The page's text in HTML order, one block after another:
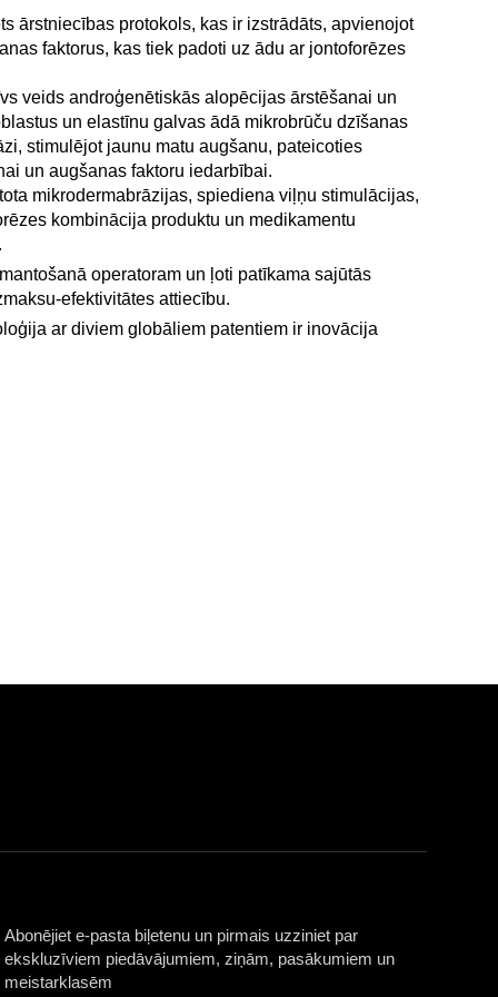
ārstniecības protokols, kas ir izstrādāts, apvienojot
faktorus, kas tiek padoti uz ādu ar jontoforēzes
veids androģenētiskās alopēcijas ārstēšanai un
un elastīnu galvas ādā mikrobrūču dzīšanas
stimulējot jaunu matu augšanu, pateicoties
un augšanas faktoru iedarbībai.
mikrodermabrāzijas, spiediena viļņu stimulācijas,
kombinācija produktu un medikamentu
operatoram un ļoti patīkama sajūtās
efektivitātes attiecību.
ar diviem globāliem patentiem ir inovācija
Abonējiet e-pasta biļetenu un pirmais uzziniet par
ekskluzīviem piedāvājumiem, ziņām, pasākumiem un
meistarklasēm